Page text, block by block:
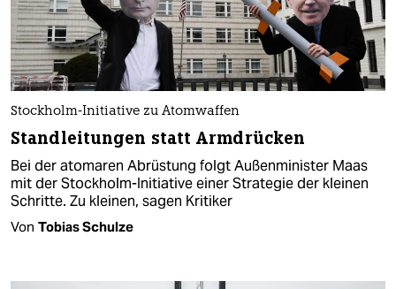
Stockholm-Initiative zu Atomwaffen
Standleitungen statt Armdrücken
Bei der atomaren Abrüstung folgt Außenminister Maas
mit der Stockholm-Initiative einer Strategie der kleinen
Schritte. Zu kleinen, sagen Kritiker
Von Tobias Schulze